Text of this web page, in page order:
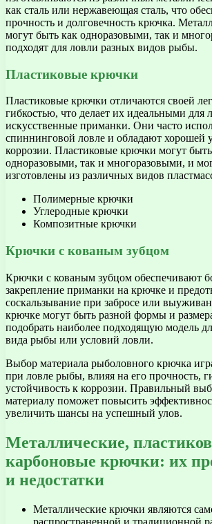
как сталь или нержавеющая сталь, что
прочность и долговечность крючка.
могут быть как одноразовыми, так и
подходят для ловли разных видов рыбы.
Пластиковые крючки
Пластиковые крючки отличаются своей
гибкостью, что делает их идеальными для
искусственные приманки. Они часто
спиннинговой ловле и обладают хорошей
коррозии. Пластиковые крючки могут
одноразовыми, так и многоразовыми, и
изготовлены из различных видов
Полимерные крючки
Углеродные крючки
Композитные крючки
Крючки с кованым зубцом
Крючки с кованым зубцом обеспечивают
закрепление приманки на крючке и
соскальзывание при забросе или
крючке могут быть разной формы и
подобрать наиболее подходящую модель
вида рыбы или условий ловли.
Выбор материала рыболовного крючка
при ловле рыбы, влияя на его прочность,
устойчивость к коррозии. Правильный
материалу поможет повысить
увеличить шансы на успешный улов.
Металлические,
карбоновые крючки: их
и недостатки
Металлические крючки являются
распространенной и традиционной